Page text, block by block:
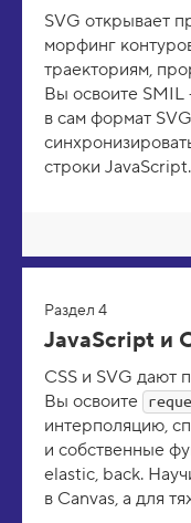
SVG открывает
морфинг
траекториям,
Вы освоите SMIL
в сам формат
строки JavaScript.
Раздел 4
JavaScript и
CSS и SVG дают
Вы освоите
интерполяцию,
и собственные
elastic, back.
в Canvas, а для